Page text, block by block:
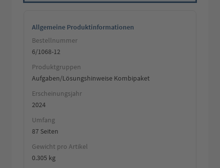
Allgemeine Produktinformationen
Bestellnummer
6/1068-12
Produktgruppen
Aufgaben/Lösungshinweise Kombipaket
Erscheinungsjahr
2024
Umfang
87 Seiten
Gewicht pro Artikel
0.305 kg